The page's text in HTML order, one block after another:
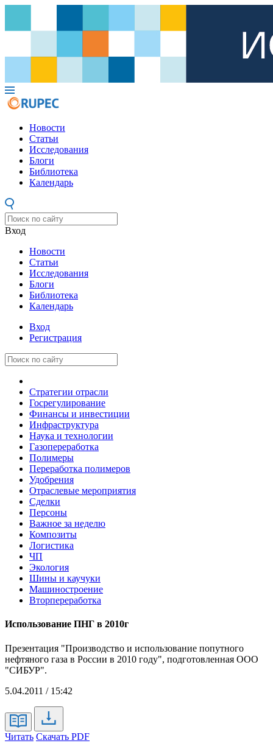
Новости
Статьи
Исследования
Блоги
Библиотека
Календарь
Вход
Новости
Статьи
Исследования
Блоги
Библиотека
Календарь
Вход
Регистрация
Стратегии отрасли
Госрегулирование
Финансы и инвестиции
Инфраструктура
Наука и технологии
Газопереработка
Полимеры
Переработка полимеров
Удобрения
Отраслевые мероприятия
Сделки
Персоны
Важное за неделю
Композиты
Логистика
ЧП
Экология
Шины и каучуки
Машиностроение
Вторпереработка
Использование ПНГ в 2010г
Презентация "Производство и использование попутного
нефтяного газа в России в 2010 году", подготовленная ООО
"СИБУР".
5.04.2011 / 15:42
Читать Скачать PDF